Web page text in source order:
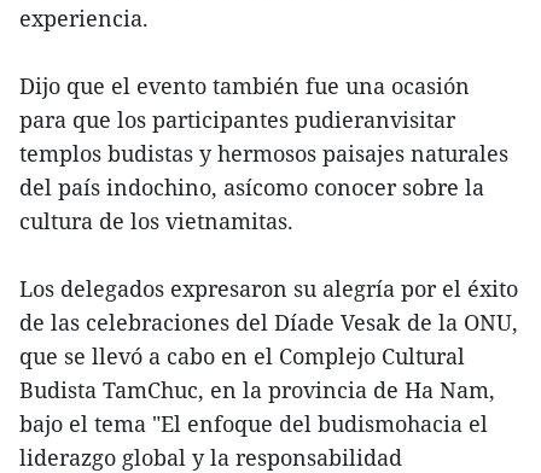
experiencia.
Dijo que el evento también fue una ocasión
para que los participantes pudieranvisitar
templos budistas y hermosos paisajes naturales
del país indochino, asícomo conocer sobre la
cultura de los vietnamitas.
Los delegados expresaron su alegría por el éxito
de las celebraciones del Díade Vesak de la ONU,
que se llevó a cabo en el Complejo Cultural
Budista TamChuc, en la provincia de Ha Nam,
bajo el tema "El enfoque del budismohacia el
liderazgo global y la responsabilidad